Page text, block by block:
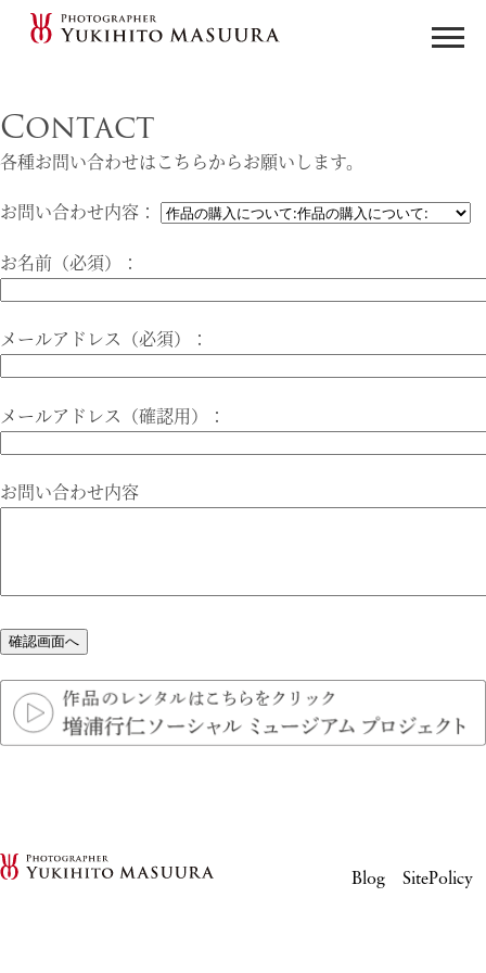
Contact
各種お問い合わせはこちらからお願いします。
お問い合わせ内容：
お名前（必須）：
メールアドレス（必須）：
メールアドレス（確認用）：
お問い合わせ内容
Blog SitePolicy